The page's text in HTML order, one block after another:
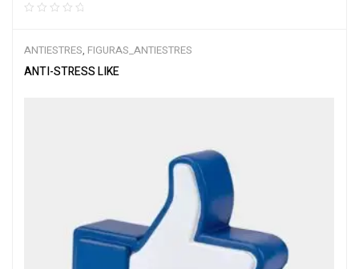
ANTIESTRES, FIGURAS_ANTIESTRES
ANTI-STRESS LIKE